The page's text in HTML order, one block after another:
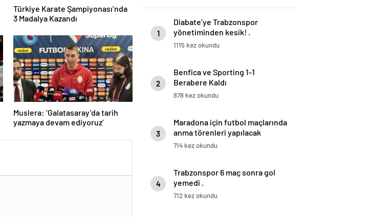
Türkiye Karate Şampiyonası’nda
3 Madalya Kazandı
Muslera: ‘Galatasaray’da tarih
yazmaya devam ediyoruz’
1
Diabate’ye Trabzonspor
yönetiminden kesik! .
1115 kez okundu
2
Benfica ve Sporting 1-1
Berabere Kaldı
878 kez okundu
3
Maradona için futbol maçlarında
anma törenleri yapılacak
714 kez okundu
4
Trabzonspor 6 maç sonra gol
yemedi .
712 kez okundu